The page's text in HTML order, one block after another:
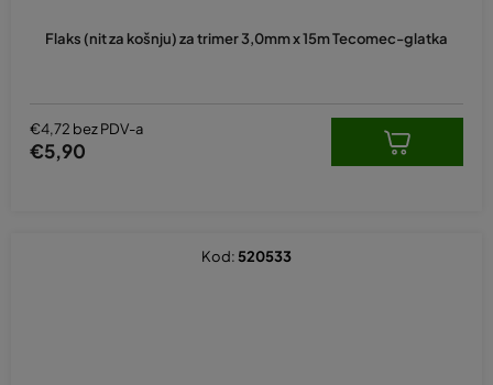
Flaks (nit za košnju) za trimer 3,0mm x 15m Tecomec-glatka
€4,72 bez PDV-a
€5,90
Kod: 520533